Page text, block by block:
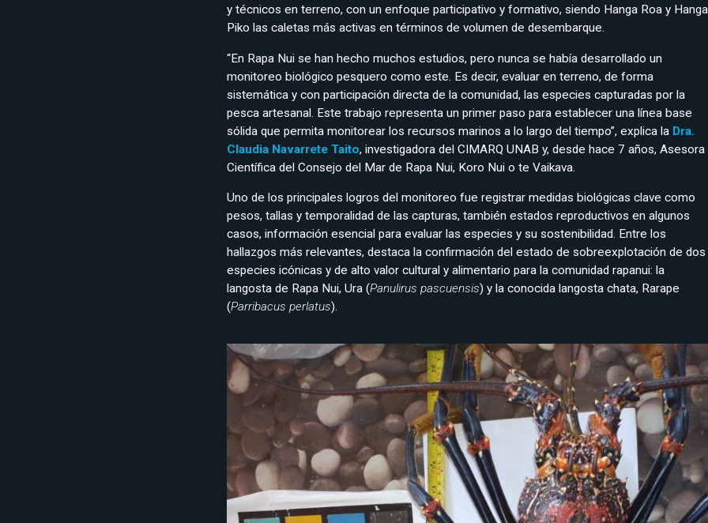
y técnicos en terreno, con un enfoque participativo y formativo, siendo Hanga Roa y Hanga
Piko las caletas más activas en términos de volumen de desembarque.
“En Rapa Nui se han hecho muchos estudios, pero nunca se había desarrollado un
monitoreo biológico pesquero como este. Es decir, evaluar en terreno, de forma
sistemática y con participación directa de la comunidad, las especies capturadas por la
pesca artesanal. Este trabajo representa un primer paso para establecer una línea base
sólida que permita monitorear los recursos marinos a lo largo del tiempo”, explica la Dra.
Claudia Navarrete Taito, investigadora del CIMARQ UNAB y, desde hace 7 años, Asesora
Científica del Consejo del Mar de Rapa Nui, Koro Nui o te Vaikava.
Uno de los principales logros del monitoreo fue registrar medidas biológicas clave como
pesos, tallas y temporalidad de las capturas, también estados reproductivos en algunos
casos, información esencial para evaluar las especies y su sostenibilidad. Entre los
hallazgos más relevantes, destaca la confirmación del estado de sobreexplotación de dos
especies icónicas y de alto valor cultural y alimentario para la comunidad rapanui: la
langosta de Rapa Nui, Ura (Panulirus pascuensis) y la conocida langosta chata, Rarape
(Parribacus perlatus).